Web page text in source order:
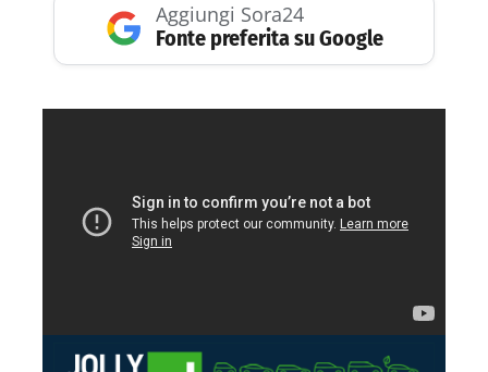
Aggiungi Sora24
Fonte preferita su Google